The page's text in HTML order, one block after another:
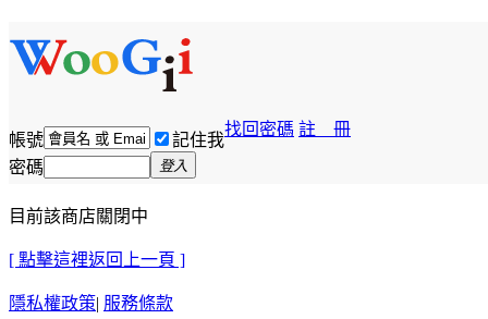
帳號 記住我
找回密碼 註 冊
密碼 登入
目前該商店關閉中
[ 點擊這裡返回上一頁 ]
隱私權政策| 服務條款